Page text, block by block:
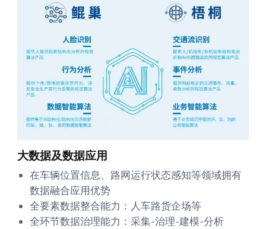
大数据及数据应用
在车辆位置信息、路网运行状态感知等领域拥有
数据融合应用优势
全要素数据整合能力：人车路货企场等
全环节数据治理能力：采集-治理-建模-分析